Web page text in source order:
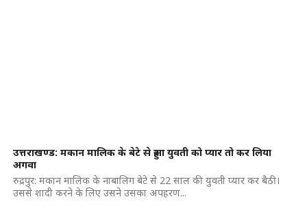
उत्तराखण्ड: मकान मालिक के बेटे से हुआ युवती को प्यार तो कर लिया
अगवा
रुद्रपुर: मकान मालिक के नाबालिग बेटे से 22 साल की युवती प्यार कर बैठी।
उससे शादी करने के लिए उसने उसका अपहरण...